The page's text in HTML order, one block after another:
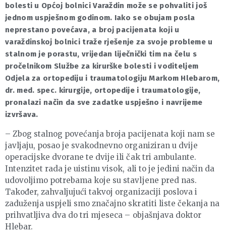
bolesti u Općoj bolnici Varaždin može se pohvaliti još
jednom uspješnom godinom. Iako se obujam posla
neprestano povećava, a broj pacijenata koji u
varaždinskoj bolnici traže rješenje za svoje probleme u
stalnom je porastu, vrijedan liječnički tim na čelu s
pročelnikom Službe za kirurške bolesti i voditeljem
Odjela za ortopediju i traumatologiju Markom Hlebarom,
dr. med. spec. kirurgije, ortopedije i traumatologije,
pronalazi način da sve zadatke uspješno i navrijeme
izvršava.
– Zbog stalnog povećanja broja pacijenata koji nam se
javljaju, posao je svakodnevno organiziran u dvije
operacijske dvorane te dvije ili čak tri ambulante.
Intenzitet rada je uistinu visok, ali to je jedini način da
udovoljimo potrebama koje su stavljene pred nas.
Također, zahvaljujući takvoj organizaciji poslova i
zaduženja uspjeli smo značajno skratiti liste čekanja na
prihvatljiva dva do tri mjeseca – objašnjava doktor
Hlebar.